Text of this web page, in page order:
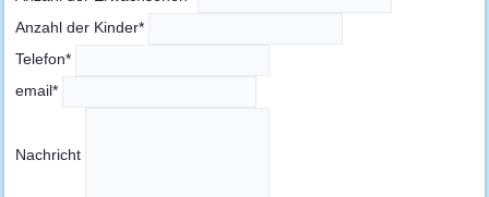
Anzahl der Kinder*
Telefon*
email*
Nachricht